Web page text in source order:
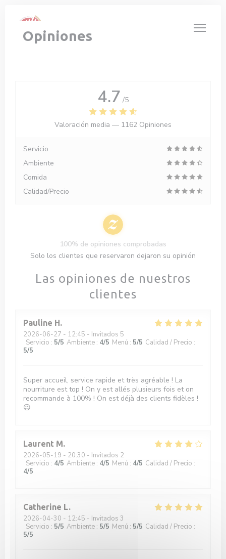
Opiniones
Las opiniones de nuestros
clientes
Pauline H
2026-06-27 - 12:45 - Invitados 5
Servicio : 5/5 Ambiente : 4/5 Menú : 5/5 Calidad / Precio :
5/5
Super accueil, service rapide et très agréable ! La
nourriture est top ! On y est allés plusieurs fois et on
recommande à 100% ! On est déjà des clients fidèles !
😉
Laurent M
2026-05-19 - 20:30 - Invitados 2
Servicio : 4/5 Ambiente : 4/5 Menú : 4/5 Calidad / Precio :
4/5
Catherine L
2026-04-30 - 12:45 - Invitados 3
Servicio : 5/5 Ambiente : 5/5 Menú : 5/5 Calidad / Precio :
5/5
4.7 /5
Valoración media — 1162 Opiniones
Servicio
Ambiente
Comida
Calidad/Precio
100% de opiniones comprobadas
Solo los clientes que reservaron dejaron su opinión